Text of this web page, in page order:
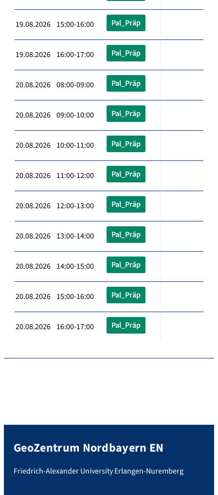
19.08.2026 15:00-16:00 Pal_Präp
19.08.2026 16:00-17:00 Pal_Präp
20.08.2026 08:00-09:00 Pal_Präp
20.08.2026 09:00-10:00 Pal_Präp
20.08.2026 10:00-11:00 Pal_Präp
20.08.2026 11:00-12:00 Pal_Präp
20.08.2026 12:00-13:00 Pal_Präp
20.08.2026 13:00-14:00 Pal_Präp
20.08.2026 14:00-15:00 Pal_Präp
20.08.2026 15:00-16:00 Pal_Präp
20.08.2026 16:00-17:00 Pal_Präp
GeoZentrum Nordbayern EN
Friedrich-Alexander University Erlangen-Nuremberg